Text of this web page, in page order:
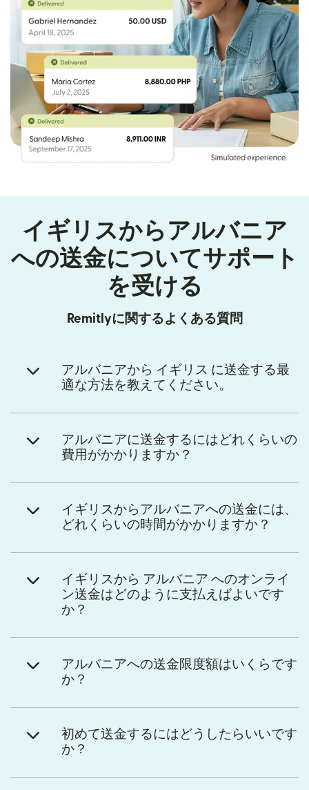
イギリスからアルバニア
への送金についてサポート
を受ける
Remitlyに関するよくある質問
アルバニアから イギリス に送金する最
適な方法を教えてください。
アルバニアに送金するにはどれくらいの
費用がかかりますか？
イギリスからアルバニアへの送金には、
どれくらいの時間がかかりますか？
イギリスから アルバニア へのオンライ
ン送金はどのように支払えばよいです
か？
アルバニアへの送金限度額はいくらです
か？
初めて送金するにはどうしたらいいです
か？